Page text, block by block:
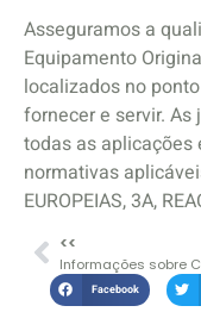
Asseguramos a
Equipamento
localizados no
fornecer e servir.
todas as aplicações
normativas
EUROPEIAS, 3A,
<<
Informações sobre
Facebook